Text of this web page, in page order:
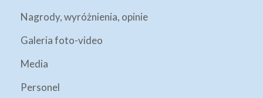
Nagrody, wyróżnienia, opinie
Galeria foto-video
Media
Personel